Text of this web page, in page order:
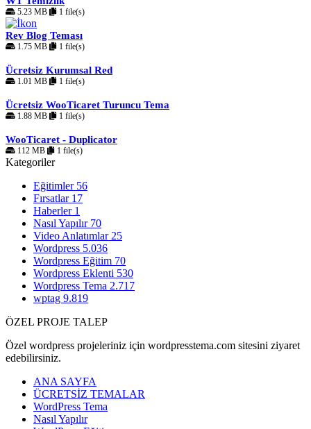
5.23 MB 1 file(s)
Rev Blog Teması
1.75 MB 1 file(s)
Ücretsiz Kurumsal Red
1.01 MB 1 file(s)
Ücretsiz WooTicaret Turuncu Tema
1.88 MB 1 file(s)
WooTicaret - Duplicator
112 MB 1 file(s)
Kategoriler
Eğitimler 56
Fırsatlar 17
Haberler 1
Nasıl Yapılır 70
Video Anlatımlar 25
Wordpress 5.036
Wordpress Eğitim 70
Wordpress Eklenti 530
Wordpress Tema 2.717
wptag 9.819
ÖZEL PROJE TALEP
Özel wordpress projeleriniz için wordpresstema.com sitesini ziyaret
edebilirsiniz.
ANA SAYFA
ÜCRETSİZ TEMALAR
WordPress Tema
Nasıl Yapılır